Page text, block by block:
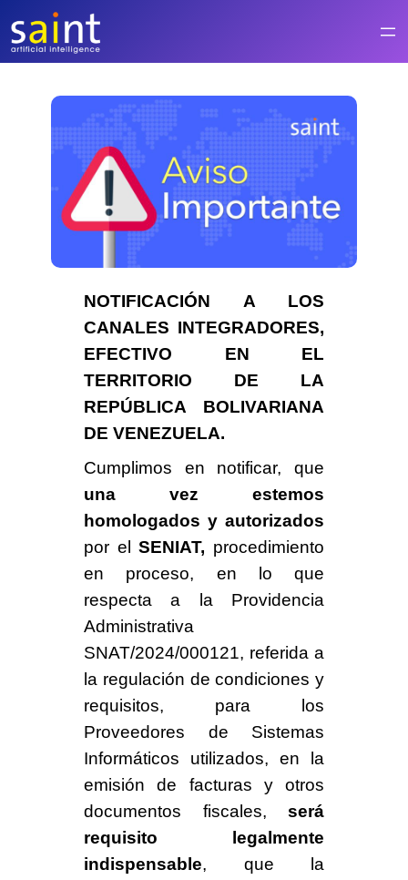
contenido
NOTIFICACIÓN A LOS
CANALES INTEGRADORES,
EFECTIVO EN EL
TERRITORIO DE LA
REPÚBLICA BOLIVARIANA
DE VENEZUELA.
Cumplimos en notificar, que
una vez estemos
homologados y autorizados
por elSENIAT, procedimiento
en proceso, en lo que
respecta a la Providencia
Administrativa
SNAT/2024/000121, referida a
la regulación de condiciones y
requisitos, para los
Proveedores de Sistemas
Informáticos utilizados, en la
emisión de facturas y otros
documentos fiscales,será
requisito legalmente
indispensable, que la